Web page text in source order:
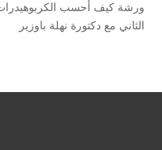
ورشة كيف أحسب
الثاني مع دكتورة نهلة باوزير